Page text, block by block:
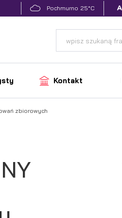
Pochmurno 25°C
Kontakt
zbiorowych